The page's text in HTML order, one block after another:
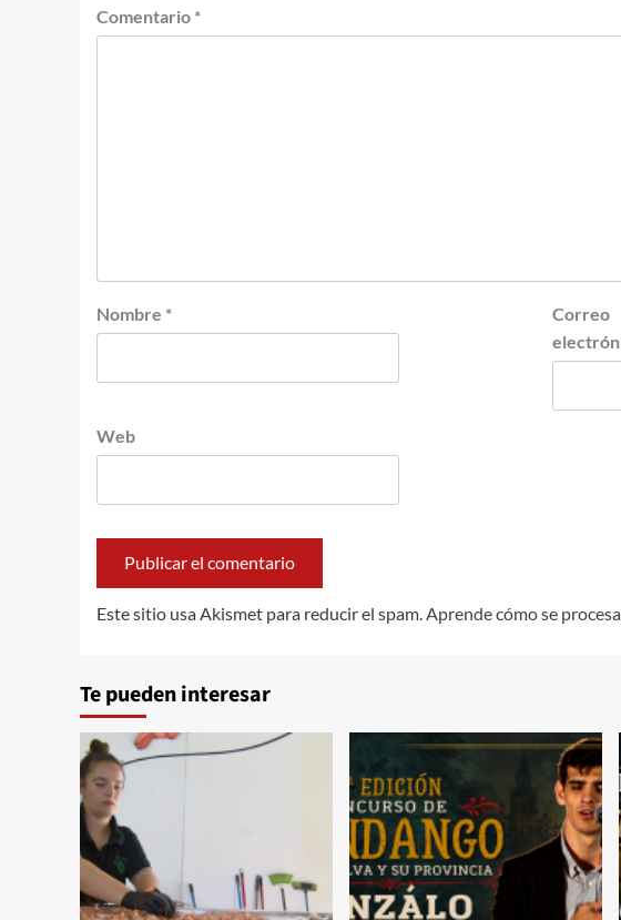
Comentario *
Nombre *
Correo
Web
Este sitio usa Akismet para reducir el spam. Aprende cómo se
Te pueden interesar